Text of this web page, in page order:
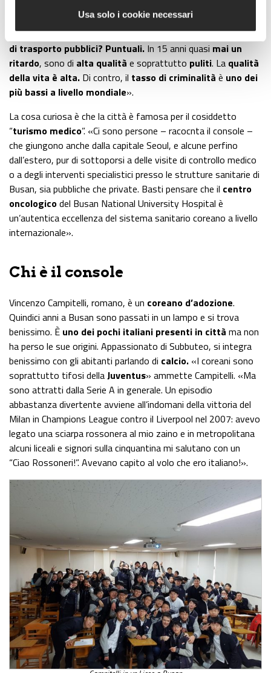
Usa solo i cookie necessari
International Film Festival” ogni mese di ottobre. Campitelli
adora questa città, che per lui rasenta la perfezione: «Imezzi
di trasporto pubblici? Puntuali. In 15 anni quasi mai un
ritardo, sono di alta qualità e soprattutto puliti. La qualità
della vita è alta. Di contro, il tasso di criminalità è uno dei
più bassi a livello mondiale».
La cosa curiosa è che la città è famosa per il cosiddetto
“turismo medico”. «Ci sono persone – racocnta il console –
che giungono anche dalla capitale Seoul, e alcune perfino
dall’estero, pur di sottoporsi a delle visite di controllo medico
o a degli interventi specialistici presso le strutture sanitarie di
Busan, sia pubbliche che private. Basti pensare che il centro
oncologicodel Busan National University Hospital è
un’autentica eccellenza del sistema sanitario coreano a livello
internazionale».
Chi è il console
Vincenzo Campitelli, romano, è un coreano d’adozione.
Quindici anni a Busan sono passati in un lampo e si trova
benissimo. È uno dei pochi italiani presenti in città ma non
ha perso le sue origini. Appassionato di Subbuteo, si integra
benissimo con gli abitanti parlando di calcio. «I coreani sono
soprattutto tifosi dellaJuventus» ammette Campitelli. «Ma
sono attratti dalla Serie A in generale. Un episodio
abbastanza divertente avviene all’indomani della vittoria del
Milan in Champions League contro il Liverpool nel 2007: avevo
legato una sciarpa rossonera al mio zaino e in metropolitana
alcuni liceali e signori sulla cinquantina mi salutano con un
“Ciao Rossoneri!”. Avevano capito al volo che ero italiano!».